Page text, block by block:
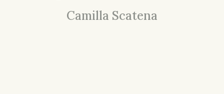
Camilla Scatena